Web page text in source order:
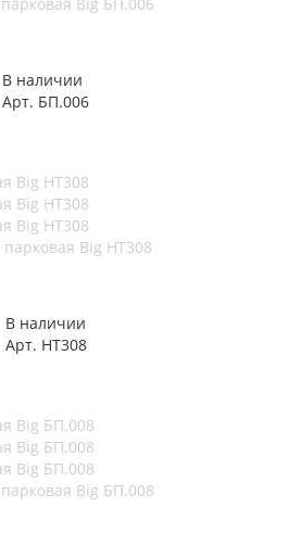
В наличии
Арт. БП.006
парковая Big НТ308
В наличии
Арт. НТ308
Big БП.008